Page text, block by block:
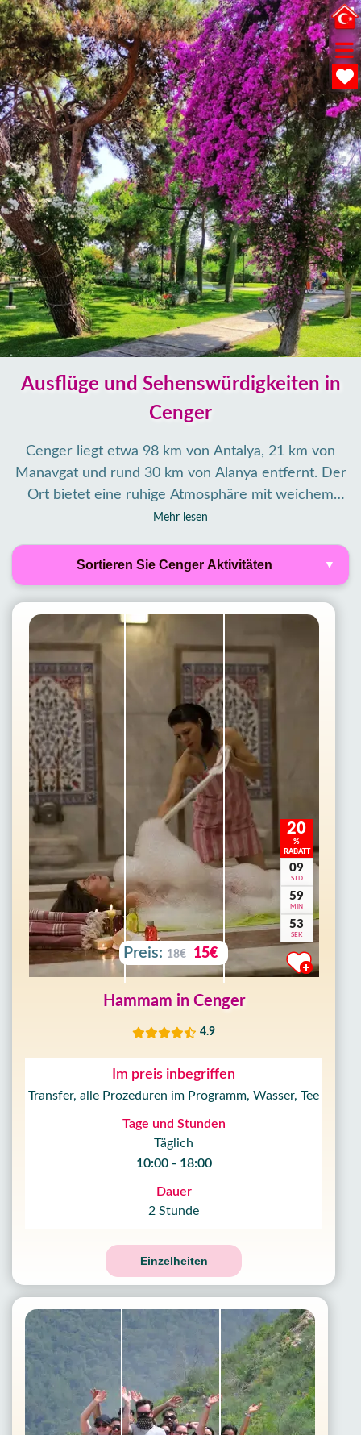
Ausflüge und Sehenswürdigkeiten in
Cenger
Cenger liegt etwa 98 km von Antalya, 21 km von
Manavgat und rund 30 km von Alanya entfernt. Der
Ort bietet eine ruhige Atmosphäre mit weichem
Sandstrand und liegt ideal für Ausflüge entlang der
bequem Sehenswürdigkeiten wie den Manavgat-
Wasserfall, den Hafen von Side mit Tempeln und
Amphitheater sowie verschiedene Bootstouren und
Aktivitäten. Ob Strand, Markt, Natur oder Kultur –
Cenger ist ein guter Ausgangspunkt für Besucher,
die Ausflüge und Sehenswürdigkeiten suchen.
Mehr lesen
Filter Tours
Sortieren Sie Cenger Aktivitäten
20
%
RABATT
09
STD
59
MIN
50
SEK
Preis: 18€ 15€
Hammam in Cenger
4.9
Im preis inbegriffen
Transfer, alle Prozeduren im Programm, Wasser, Tee
Tage und Stunden
Täglich
10:00 - 18:00
Dauer
2 Stunde
Einzelheiten